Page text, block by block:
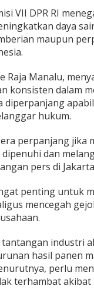
VII DPR RI
daya
maupun
Raja Manalu,
konsisten dalam
diperpanjang
hukum.
perpanjang jika
dan
pers di
penting untuk
mencegah
industri
hasil panen
perlu
terhambat